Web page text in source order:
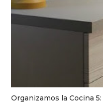
Organizamos la Cocina